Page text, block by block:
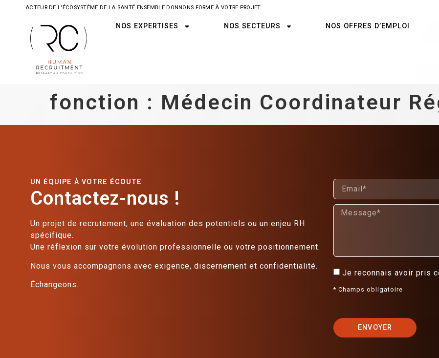
ACTEUR DE L'ÉCOSYSTÈME DE LA SANTÉ ENSEMBLE DONNONS FORME À VOTRE PROJET
NOS EXPERTISES NOS SECTEURS NOS OFFRES D’EMPLOI
fonction : Médecin Coordinateur
UN ÉQUIPE À VOTRE ÉCOUTE
Contactez-nous !
Un projet de recrutement, une évaluation des potentiels ou un enjeu RH
spécifique.
Une réflexion sur votre évolution professionnelle ou votre positionnement.
Nous vous accompagnons avec exigence, discernement et confidentialité.
Échangeons.
Je reconnais avoir pris
* Champs obligatoire
ENVOYER